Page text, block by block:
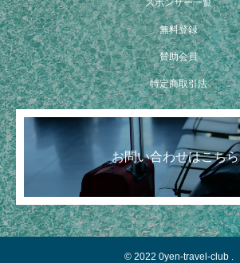
スポンサー一覧
無料登録
賛助会員
特定商取引法
お問い合わせはこちら
© 2022 0yen-travel-club .